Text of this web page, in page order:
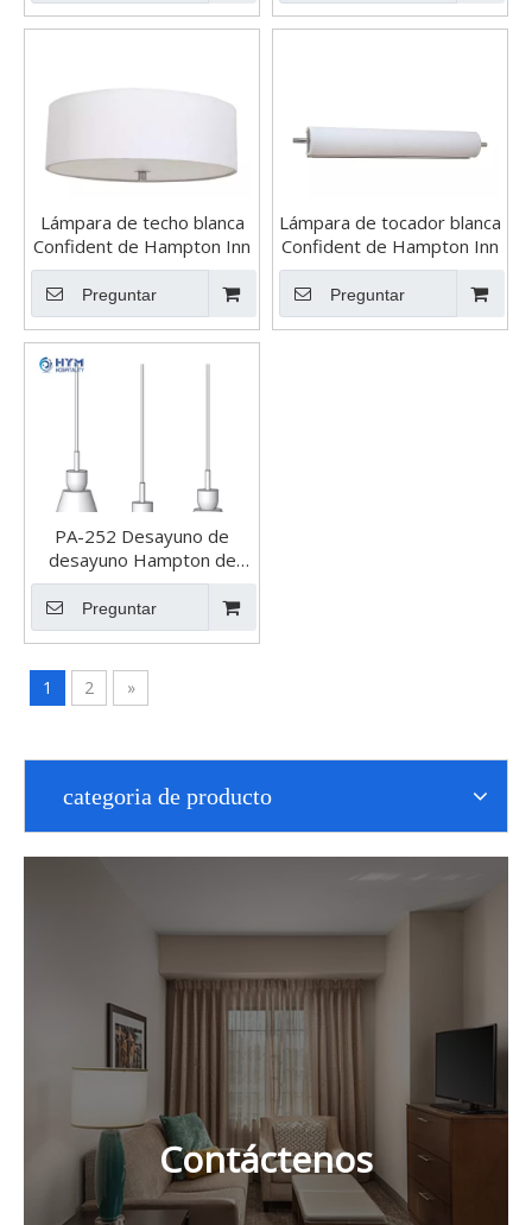
Lámpara de techo blanca
Confident de Hampton Inn
Preguntar
Lámpara de tocador blanca
Confident de Hampton Inn
Preguntar
PA-252 Desayuno de
desayuno Hampton de
Hilton Public por Hilton
Public
Preguntar
1 2 »
categoria de producto
Contáctenos